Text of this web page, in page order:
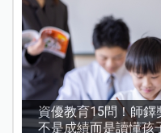
資優教育15問！師鐸
不是成績而是讀懂孩